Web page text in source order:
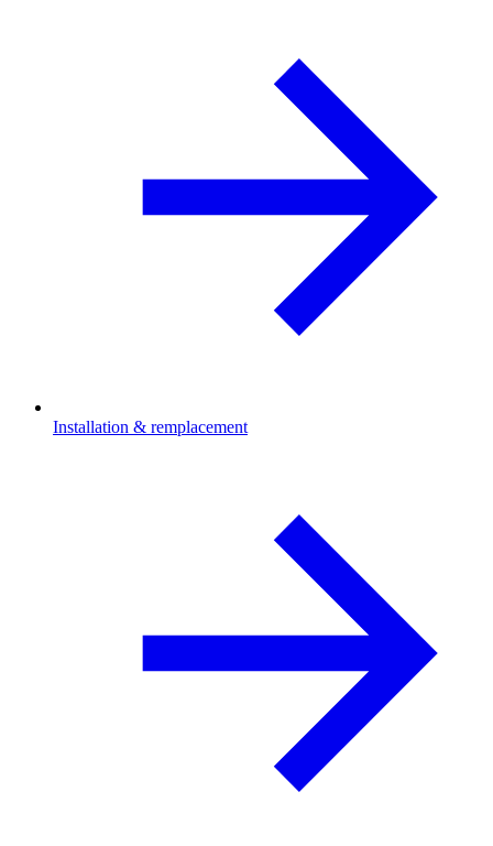
Installation & remplacement